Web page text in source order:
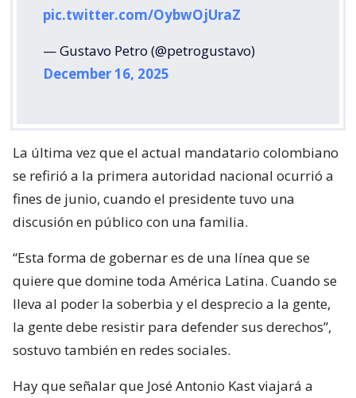
pic.twitter.com/OybwOjUraZ
— Gustavo Petro (@petrogustavo)
December 16, 2025
La última vez que el actual mandatario colombiano
se refirió a la primera autoridad nacional ocurrió a
fines de junio, cuando el presidente tuvo una
discusión en público con una familia.
“Esta forma de gobernar es de una línea que se
quiere que domine toda América Latina. Cuando se
lleva al poder la soberbia y el desprecio a la gente,
la gente debe resistir para defender sus derechos”,
sostuvo también en redes sociales.
Hay que señalar que José Antonio Kast viajará a